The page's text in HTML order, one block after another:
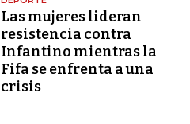
Las mujeres lideran
resistencia contra
Infantino mientras la
Fifa se enfrenta a una
crisis